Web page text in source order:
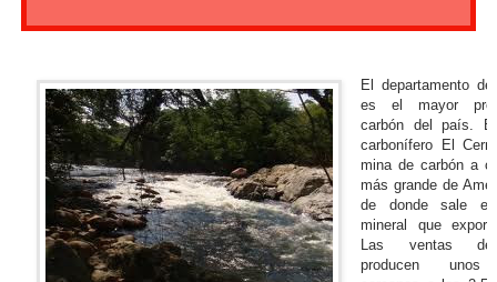
El departamento
es el mayor
carbón del país.
carbonífero El
mina de carbón a
más grande de
de donde sale
mineral que
Las ventas
producen unos